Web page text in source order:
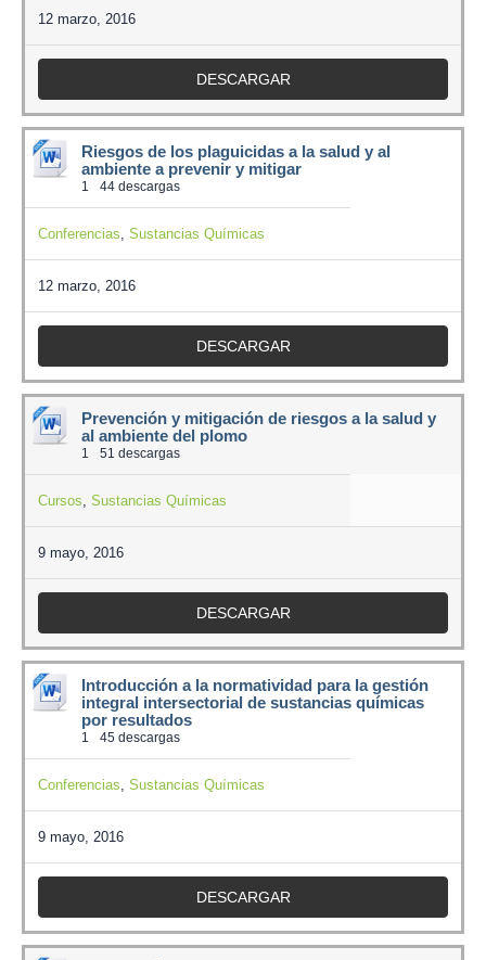
12 marzo, 2016
DESCARGAR
Riesgos de los plaguicidas a la salud y al
ambiente a prevenir y mitigar
1 44 descargas
Conferencias, Sustancias Químicas
12 marzo, 2016
DESCARGAR
Prevención y mitigación de riesgos a la salud y
al ambiente del plomo
1 51 descargas
Cursos, Sustancias Químicas
9 mayo, 2016
DESCARGAR
Introducción a la normatividad para la gestión
integral intersectorial de sustancias químicas
por resultados
1 45 descargas
Conferencias, Sustancias Químicas
9 mayo, 2016
DESCARGAR